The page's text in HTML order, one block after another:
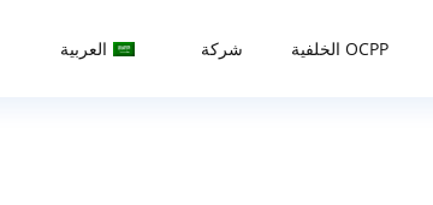
OCPP الخلفية شركة العربية